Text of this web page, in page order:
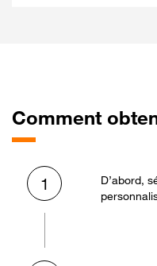
Comment
1
D’abord,